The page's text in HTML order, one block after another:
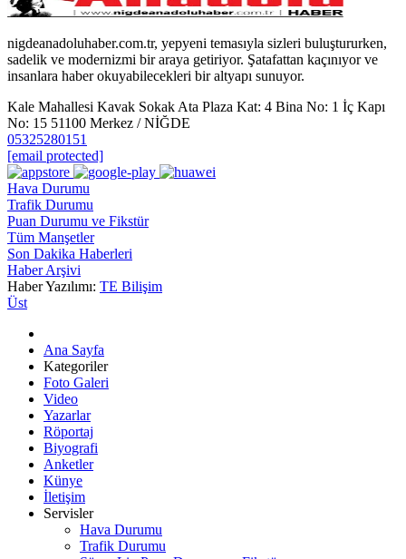
nigdeanadoluhaber.com.tr, yepyeni temasıyla sizleri buluştururken,
sadelik ve modernizmi bir araya getiriyor. Şatafattan kaçınıyor ve
insanlara haber okuyabilecekleri bir altyapı sunuyor.
Kale Mahallesi Kavak Sokak Ata Plaza Kat: 4 Bina No: 1 İç Kapı
No: 15 51100 Merkez / NİĞDE
05325280151
[email protected]
Hava Durumu
Trafik Durumu
Puan Durumu ve Fikstür
Tüm Manşetler
Son Dakika Haberleri
Haber Arşivi
Haber Yazılımı: TE Bilişim
Üst
Ana Sayfa
Kategoriler
Foto Galeri
Video
Yazarlar
Röportaj
Biyografi
Anketler
Künye
İletişim
Servisler
Hava Durumu
Trafik Durumu